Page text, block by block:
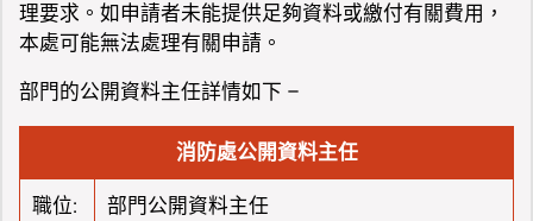
理要求。如申請者未能提供足夠資料或繳付有關費用，
本處可能無法處理有關申請。
部門的公開資料主任詳情如下 –
消防處公開資料主任
職位: 部門公開資料主任